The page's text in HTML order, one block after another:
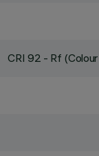
CRI 92 - Rf